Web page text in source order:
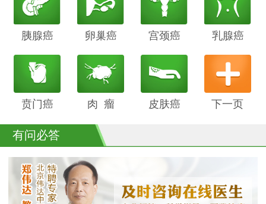
下一页
胰腺癌 鳞癌
卵巢癌 骨癌
宫颈癌 喉癌
乳腺癌
贲门癌 阴茎癌肉 瘤 白血病皮肤癌
有问必答